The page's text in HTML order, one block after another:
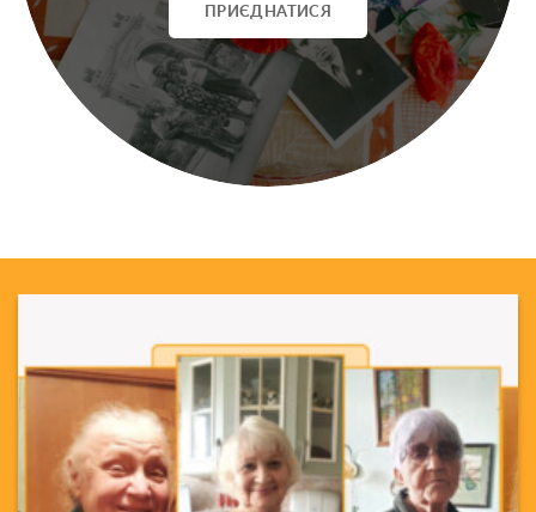
ПРИЄДНАТИСЯ